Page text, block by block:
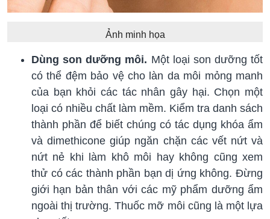
Ảnh minh họa
Dùng son dưỡng môi. Một loại son dưỡng tốt
có thể đệm bảo vệ cho làn da môi mỏng manh
của bạn khỏi các tác nhân gây hại. Chọn một
loại có nhiều chất làm mềm. Kiểm tra danh sách
thành phần để biết chúng có tác dụng khóa ẩm
và dimethicone giúp ngăn chặn các vết nứt và
nứt nẻ khi làm khô môi hay không cũng xem
thử có các thành phần bạn dị ứng không. Đừng
giới hạn bản thân với các mỹ phẩm dưỡng ẩm
ngoài thị trường. Thuốc mỡ môi cũng là một lựa